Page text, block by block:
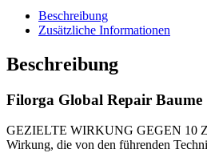
Beschreibung
Zusätzliche Informationen
Beschreibung
Filorga Global Repair Baume
GEZIELTE WIRKUNG GEGEN 10
Wirkung, die von den führenden